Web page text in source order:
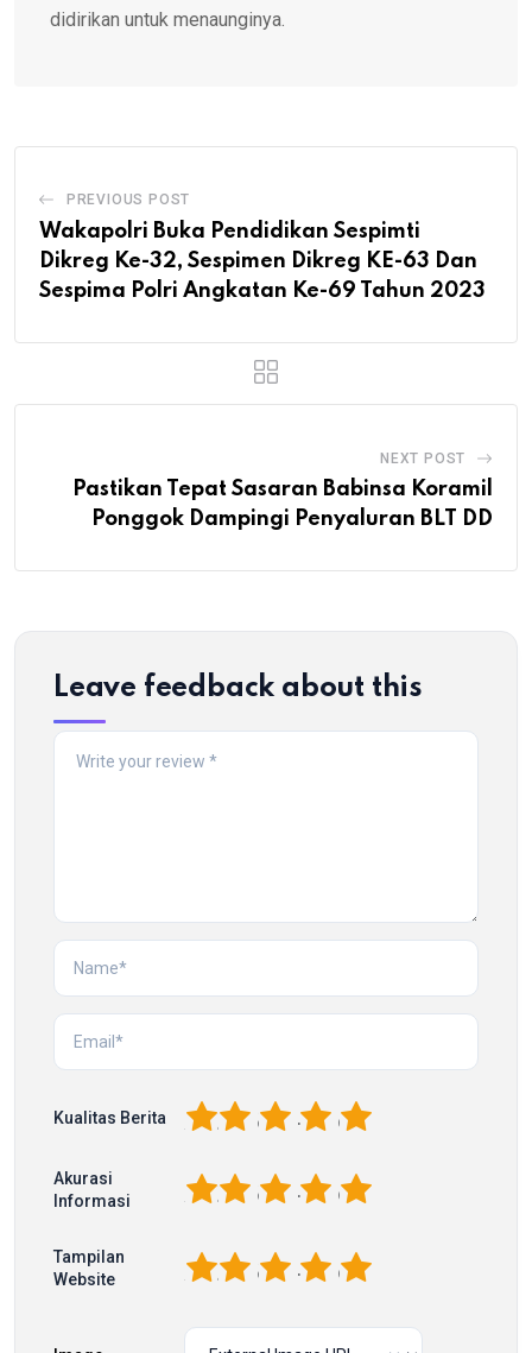
didirikan untuk menaunginya.
PREVIOUS POST
Wakapolri Buka Pendidikan Sespimti
Dikreg Ke-32, Sespimen Dikreg KE-63 Dan
Sespima Polri Angkatan Ke-69 Tahun 2023
NEXT POST
Pastikan Tepat Sasaran Babinsa Koramil
Ponggok Dampingi Penyaluran BLT DD
Leave feedback about this
Kualitas Berita 5
4
3
2
Akurasi
Informasi
5
4
3
2
Tampilan
Website
5
4
3
2